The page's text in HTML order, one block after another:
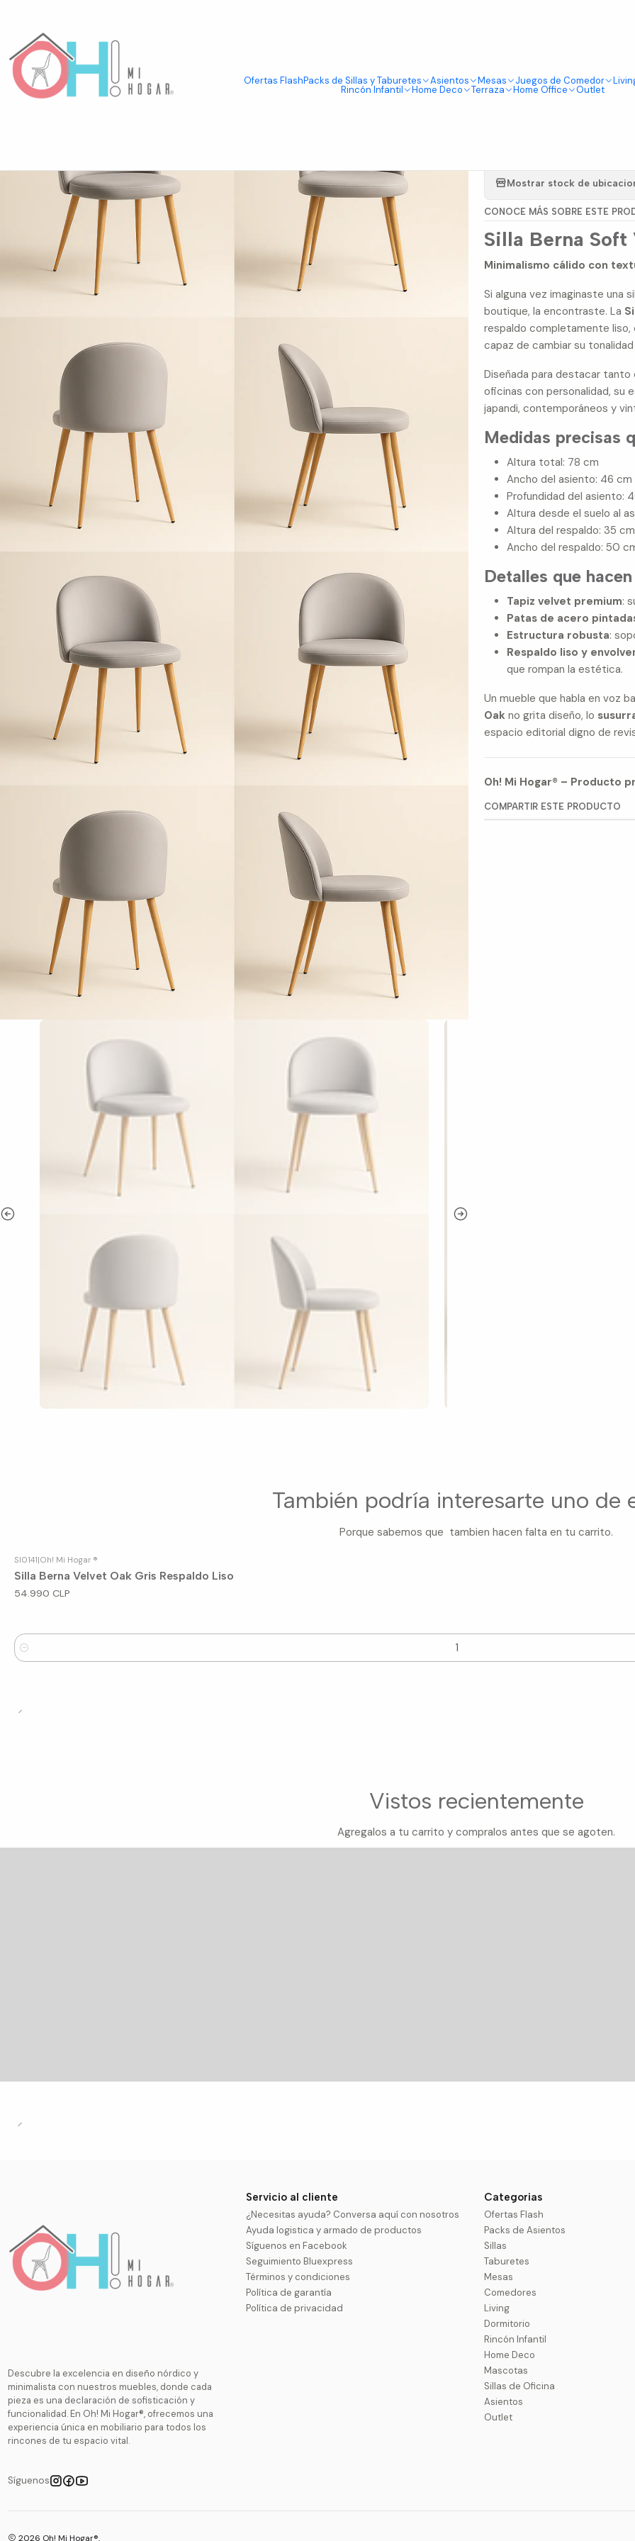
Ofertas FlashPacks de Sillas y Taburetes Asientos Mesas Juegos de Comedor
Rincón Infantil Home Deco Terraza Home Office Outlet
Asientos
|
Pack de 4
Mostrar stock de
CONOCE MÁS SOBRE ESTE
Silla Berna Soft
Minimalismo cálido con
Si alguna vez imaginaste una
boutique, la encontraste. La
respaldo completamente liso,
capaz de cambiar su
Diseñada para destacar tanto
oficinas con personalidad, su
japandi, contemporáneos y
Medidas precisas
Altura total: 78 cm
Ancho del asiento: 46 cm
Profundidad del asiento:
Altura desde el suelo al
Altura del respaldo: 35 cm
Ancho del respaldo: 50
Detalles que
Tapiz velvet premium:
Patas de acero
Estructura robusta:
Respaldo liso y
que rompan la estética.
Un mueble que habla en voz
Oak no grita diseño, lo
espacio editorial digno de
Oh! Mi Hogar® – Producto
COMPARTIR ESTE PRODUCTO
También podría interesarte uno de
Porque sabemos que tambien hacen falta en tu carrito.
SI0141|Oh! Mi Hogar ®
Silla Berna Velvet Oak Gris Respaldo Liso
54.990 CLP
Cantidad
Vistos recientemente
Agregalos a tu carrito y compralos antes que se agoten.
Descubre la excelencia en diseño nórdico y
minimalista con nuestros muebles, donde cada
pieza es una declaración de sofisticación y
funcionalidad. En Oh! Mi Hogar®, ofrecemos una
experiencia única en mobiliario para todos los
rincones de tu espacio vital.
Síguenos
Servicio al cliente
¿Necesitas ayuda? Conversa aquí con nosotros
Ayuda logistica y armado de productos
Síguenos en Facebook
Seguimiento Bluexpress
Términos y condiciones
Política de garantía
Política de privacidad
Categorias
Ofertas Flash
Packs de Asientos
Sillas
Taburetes
Mesas
Comedores
Living
Dormitorio
Rincón Infantil
Home Deco
Mascotas
Sillas de Oficina
Asientos
Outlet
2026 Oh! Mi Hogar®.